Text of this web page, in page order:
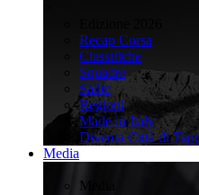
Recap Corsa
Classifiche
Squadre
Salite
Regioni
Made in Italy
Diventa Città di
Media
Media